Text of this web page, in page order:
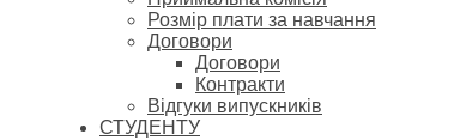
Розмір плати за навчання
Договори
Договори
Контракти
Відгуки випускників
СТУДЕНТУ